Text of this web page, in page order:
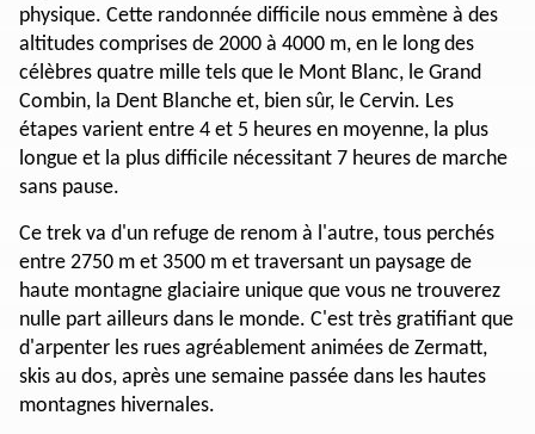
physique. Cette randonnée difficile nous emmène à des
altitudes comprises de 2000 à 4000 m, en le long des
célèbres quatre mille tels que le Mont Blanc, le Grand
Combin, la Dent Blanche et, bien sûr, le Cervin. Les
étapes varient entre 4 et 5 heures en moyenne, la plus
longue et la plus difficile nécessitant 7 heures de marche
sans pause.
Ce trek va d'un refuge de renom à l'autre, tous perchés
entre 2750 m et 3500 m et traversant un paysage de
haute montagne glaciaire unique que vous ne trouverez
nulle part ailleurs dans le monde. C'est très gratifiant que
d'arpenter les rues agréablement animées de Zermatt,
skis au dos, après une semaine passée dans les hautes
montagnes hivernales.